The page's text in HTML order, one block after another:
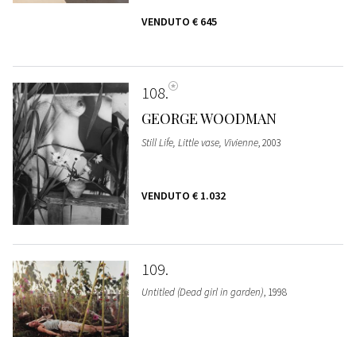
VENDUTO € 645
108
GEORGE WOODMAN
Still Life, Little vase, Vivienne, 2003
VENDUTO € 1.032
109
Untitled (Dead girl in garden), 1998